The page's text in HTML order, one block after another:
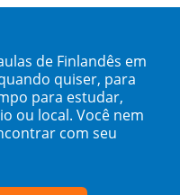
de Finlandês em
quiser, para
para estudar,
ou local. Você nem
com seu